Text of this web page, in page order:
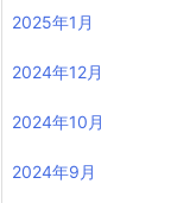
2025年1月
2024年12月
2024年10月
2024年9月